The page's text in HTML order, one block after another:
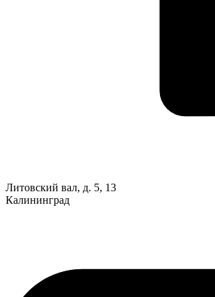
Литовский вал, д. 5, 13
Калининград